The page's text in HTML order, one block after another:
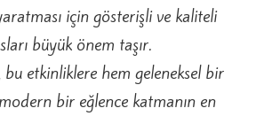
için gösterişli ve kaliteli
büyük önem taşır.
bu etkinliklere hem geleneksel bir
bir eğlence katmanın en